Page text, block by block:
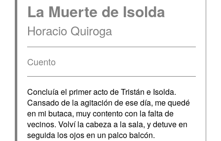
La Muerte de Isolda
Horacio Quiroga
Cuento
Concluía el primer acto de Tristán e Isolda.
Cansado de la agitación de ese día, me quedé
en mi butaca, muy contento con la falta de
vecinos. Volví la cabeza a la sala, y detuve en
seguida los ojos en un palco balcón.